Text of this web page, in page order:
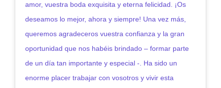
amor, vuestra boda exquisita y eterna felicidad. ¡Os
deseamos lo mejor, ahora y siempre! Una vez más,
queremos agradeceros vuestra confianza y la gran
oportunidad que nos habéis brindado – formar parte
de un día tan importante y especial -. Ha sido un
enorme placer trabajar con vosotros y vivir esta